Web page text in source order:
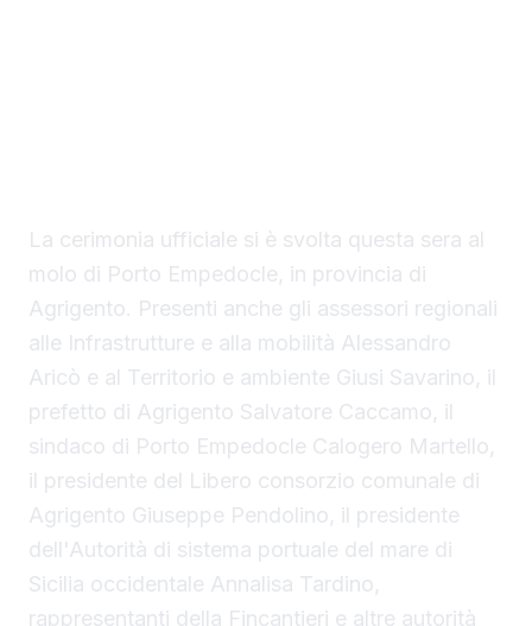
La cerimonia ufficiale si è svolta questa sera al
molo di Porto Empedocle, in provincia di
Agrigento. Presenti anche gli assessori regionali
alle Infrastrutture e alla mobilità Alessandro
Aricò e al Territorio e ambiente Giusi Savarino, il
prefetto di Agrigento Salvatore Caccamo, il
sindaco di Porto Empedocle Calogero Martello,
il presidente del Libero consorzio comunale di
Agrigento Giuseppe Pendolino, il presidente
dell'Autorità di sistema portuale del mare di
Sicilia occidentale Annalisa Tardino,
rappresentanti della Fincantieri e altre autorità